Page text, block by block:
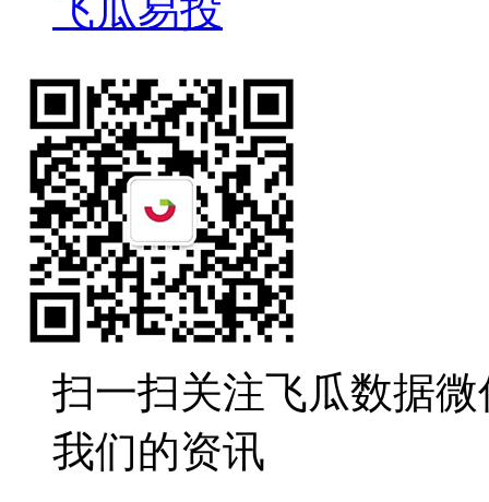
飞瓜易投
扫一扫关注飞瓜数据
我们的资讯